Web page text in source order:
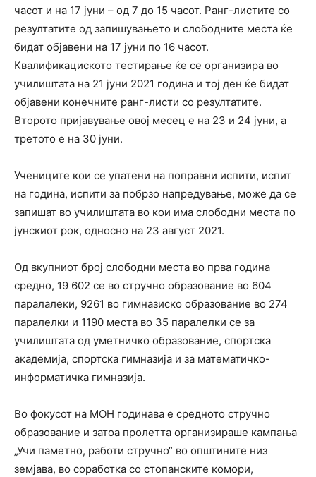
часот и на 17 јуни – од 7 до 15 часот. Ранг-листите со
резултатите од запишувањето и слободните места ќе
бидат објавени на 17 јуни по 16 часот.
Квалификациското тестирање ќе се организира во
училиштата на 21 јуни 2021 година и тој ден ќе бидат
објавени конечните ранг-листи со резултатите.
Второто пријавување овој месец е на 23 и 24 јуни, а
третото е на 30 јуни.
Учениците кои се упатени на поправни испити, испит
на година, испити за побрзо напредување, може да се
запишат во училиштата во кои има слободни места по
јунскиот рок, односно на 23 август 2021.
Од вкупниот број слободни места во прва година
средно, 19 602 се во стручно образование во 604
паралалеки, 9261 во гимназиско образование во 274
паралелки и 1190 места во 35 паралелки се за
училиштата од уметничко образование, спортска
академија, спортска гимназија и за математичко-
информатичка гимназија.
Во фокусот на МОН годинава е средното стручно
образование и затоа пролетта организираше кампања
„Учи паметно, работи стручно“ во општините низ
земјава, во соработка со стопанските комори,